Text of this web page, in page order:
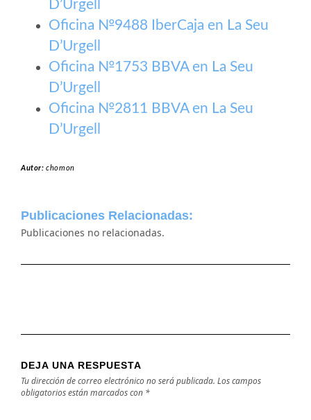
D’Urgell
Oficina №9488 IberCaja en La Seu
D’Urgell
Oficina №1753 BBVA en La Seu
D’Urgell
Oficina №2811 BBVA en La Seu
D’Urgell
Autor:chomon
Publicaciones Relacionadas:
Publicaciones no relacionadas.
DEJA UNA RESPUESTA
Tu dirección de correo electrónico no será publicada. Los campos
obligatorios están marcados con *